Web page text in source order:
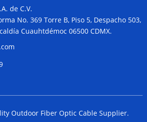
de C.V.
No. 369 Torre B, Piso 5, Despacho 503,
Cuauhtdémoc 06500 CDMX.
Outdoor Fiber Optic Cable Supplier.